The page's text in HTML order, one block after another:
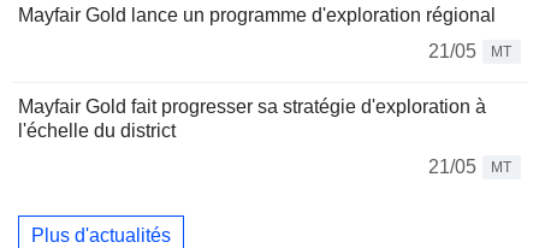
Mayfair Gold lance un programme d'exploration régional
21/05
MT
Mayfair Gold fait progresser sa stratégie d'exploration à
l'échelle du district
21/05
MT
Plus d'actualités